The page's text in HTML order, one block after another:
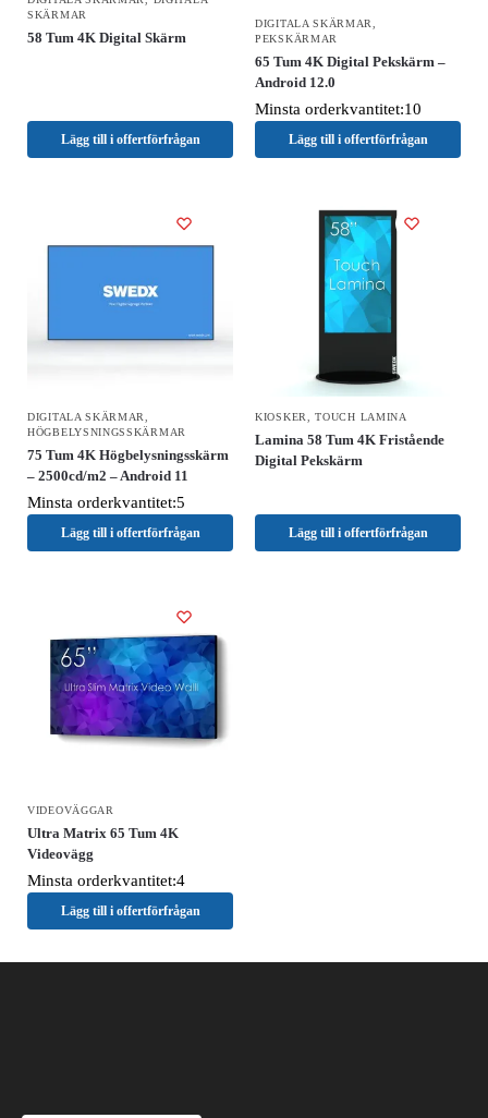
SKÄRMAR
58 Tum 4K Digital Skärm
Lägg till i offertförfrågan
DIGITALA SKÄRMAR
PEKSKÄRMAR
65 Tum 4K Digital Pekskärm –
Android 12.0
Minsta orderkvantitet:10
Lägg till i offertförfrågan
DIGITALA SKÄRMAR
HÖGBELYSNINGSSKÄRMAR
75 Tum 4K Högbelysningsskärm
– 2500cd/m2 – Android 11
Minsta orderkvantitet:5
Lägg till i offertförfrågan
KIOSKER ,TOUCH LAMINA
Lamina 58 Tum 4K Fristående
Digital Pekskärm
Lägg till i offertförfrågan
VIDEOVÄGGAR
Ultra Matrix 65 Tum 4K
Videovägg
Minsta orderkvantitet:4
Lägg till i offertförfrågan